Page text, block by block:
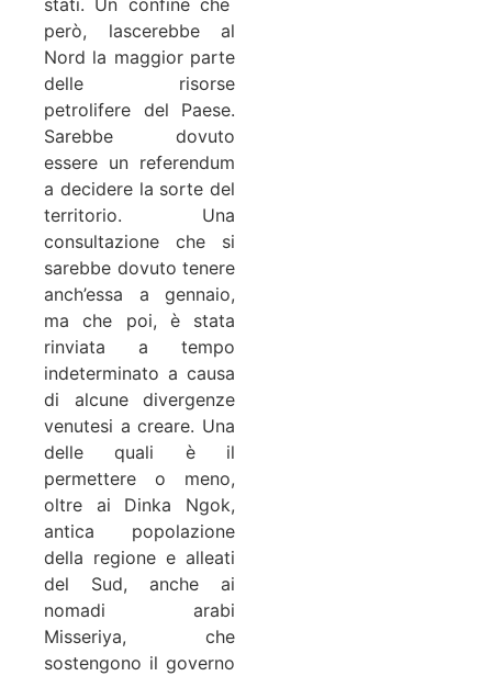
però, lascerebbe al
Nord la maggior parte
delle risorse
petrolifere del Paese.
Sarebbe dovuto
essere un referendum
a decidere la sorte del
territorio. Una
consultazione che si
sarebbe dovuto tenere
anch’essa a gennaio,
ma che poi, è stata
rinviata a tempo
indeterminato a causa
di alcune divergenze
venutesi a creare. Una
delle quali è il
permettere o meno,
oltre ai Dinka Ngok,
antica popolazione
della regione e alleati
del Sud, anche ai
nomadi arabi
Misseriya, che
sostengono il governo